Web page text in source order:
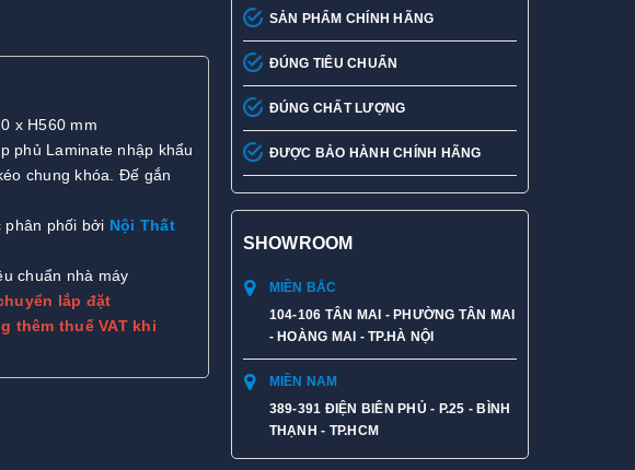
x H560 mm
phủ Laminate nhập khẩu
chung khóa. Đế gắn
phân phối bởi Nội Thất
chuẩn nhà máy
lắp đặt
thêm thuế VAT khi
SẢN PHẨM CHÍNH HÃNG
ĐÚNG TIÊU CHUẨN
ĐÚNG CHẤT LƯỢNG
ĐƯỢC BẢO HÀNH CHÍNH HÃNG
SHOWROOM
MIỀN BẮC
104-106 TÂN MAI - PHƯỜNG TÂN MAI
- HOÀNG MAI - TP.HÀ NỘI
MIỀN NAM
389-391 ĐIỆN BIÊN PHỦ - P.25 - BÌNH
THẠNH - TP.HCM